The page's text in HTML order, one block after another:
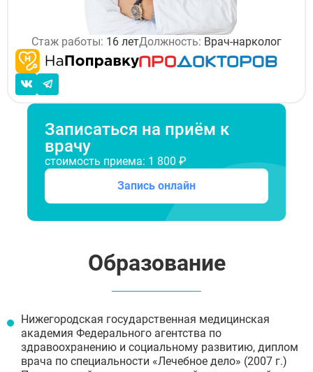
Стаж работы: 16 летДолжность: Врач-нарколог
Записаться на приём к
врачу
стоимость приема: 1 800 ₽
Запись онлайн
Образование
Нижегородская государственная медицинская
академия Федерального агентства по
здравоохранению и социальному развитию, диплом
врача по специальности «Лечебное дело» (2007 г.)